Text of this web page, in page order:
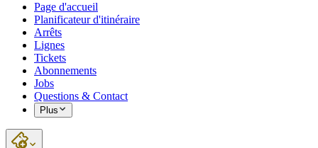
Page d'accueil
Planificateur d'itinéraire
Arrêts
Lignes
Tickets
Abonnements
Jobs
Questions & Contact
Plus